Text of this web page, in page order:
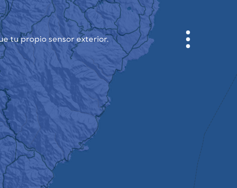
tu propio sensor exterior.
GABINETE
PLANO DE LA CIUDAD
SENSOR NEBO
QUIÉNES SOMOS